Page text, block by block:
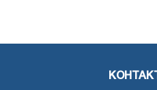
КОНТАКТ